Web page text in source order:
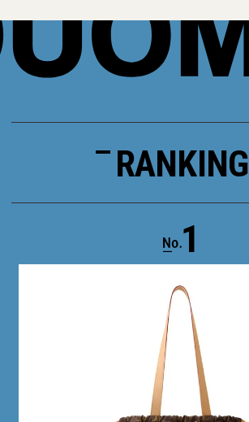
RANKING
1